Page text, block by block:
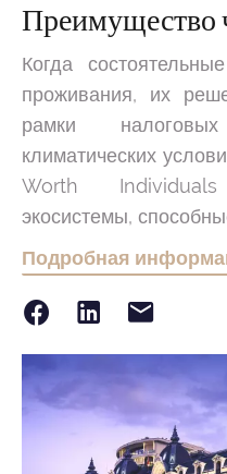
Преимущество
Когда
проживания, их
рамки
климатических
Worth
экосистемы,
Подробная